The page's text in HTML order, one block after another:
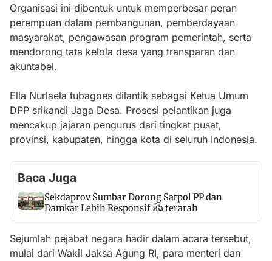
Organisasi ini dibentuk untuk memperbesar peran
perempuan dalam pembangunan, pemberdayaan
masyarakat, pengawasan program pemerintah, serta
mendorong tata kelola desa yang transparan dan
akuntabel.
Ella Nurlaela tubagoes dilantik sebagai Ketua Umum
DPP srikandi Jaga Desa. Prosesi pelantikan juga
mencakup jajaran pengurus dari tingkat pusat,
provinsi, kabupaten, hingga kota di seluruh Indonesia.
Baca Juga
Sekdaprov Sumbar Dorong Satpol PP dan
Damkar Lebih Responsif និង terarah
Sejumlah pejabat negara hadir dalam acara tersebut,
mulai dari Wakil Jaksa Agung RI, para menteri dan